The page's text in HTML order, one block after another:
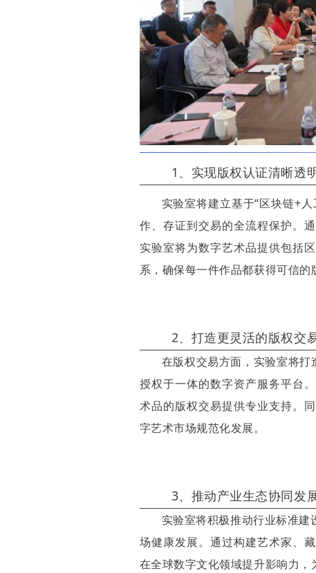
1、实现版权认证清晰透
实验室将建立基于“区块链+
作、存证到交易的全流程保护。
实验室将为数字艺术品提供包括
系，确保每一件作品都获得可信的
2、打造更灵活的版权交
在版权交易方面，实验室将
授权于一体的数字资产服务平台
术品的版权交易提供专业支持。
字艺术市场规范化发展。
3、推动产业生态协同发
实验室将积极推动行业标准
场健康发展。通过构建艺术家、
在全球数字文化领域提升影响力，